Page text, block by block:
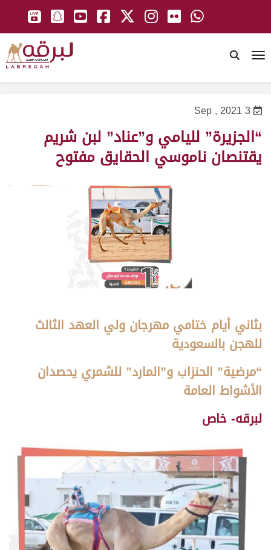
3 Sep , 2021
“الجزيرة” لليامي و”عناد” لبن شريم
يقتنصان ناموسي الحقايق مفتوح
بثاني أيام ختامي مهرجان ولي العهد الثالث
للهجن بالسعودية
“مرضية” الحنزاب و”المارد” للشمري يحصدان
الأشواط العامة
لبرقه- خاص